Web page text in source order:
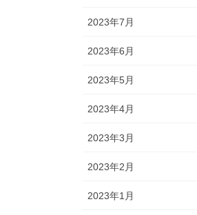
2023年7月
2023年6月
2023年5月
2023年4月
2023年3月
2023年2月
2023年1月